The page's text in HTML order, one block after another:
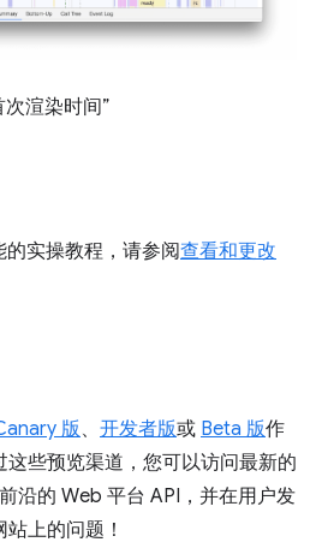
次渲染时间”
实操教程，请参阅查看和更改
版 、 开发者版或 Beta 版作
些预览渠道，您可以访问最新的
沿的 Web 平台 API，并在用户发
上的问题！